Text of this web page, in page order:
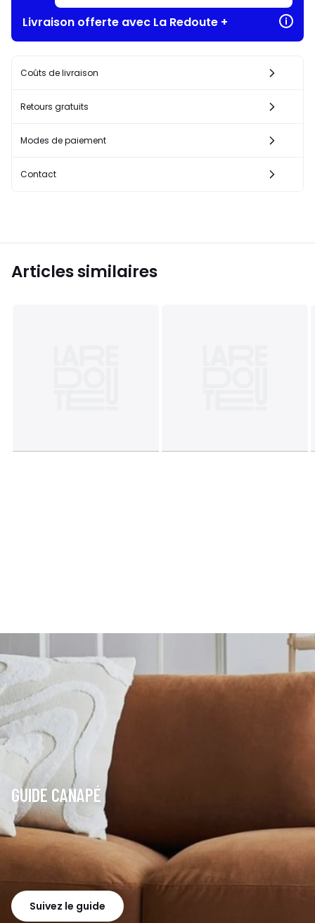
Livraison offerte avec La Redoute +
Coûts de livraison
Retours gratuits
Modes de paiement
Contact
Articles similaires
GUIDE CANAPÉ
Suivez le guide